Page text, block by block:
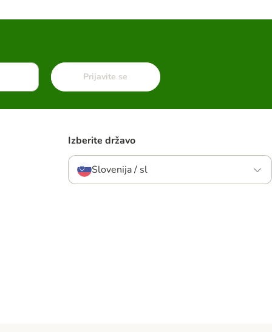
Prijavite se
Izberite državo
Slovenija / sl